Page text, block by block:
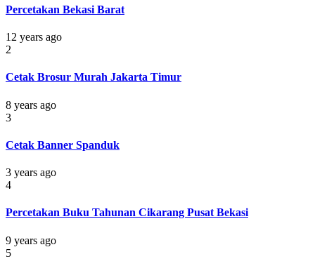
Percetakan Bekasi Barat
12 years ago
2
Cetak Brosur Murah Jakarta Timur
8 years ago
3
Cetak Banner Spanduk
3 years ago
4
Percetakan Buku Tahunan Cikarang Pusat Bekasi
9 years ago
5